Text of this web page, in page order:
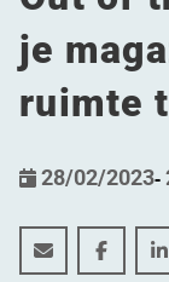
je
ruimte
28/02/2023-
Out of the
Out of